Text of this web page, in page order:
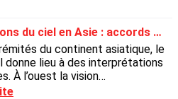
Conceptions du ciel en Asie : accords et divergences
du continent asiatique, le
donne lieu à des interprétations
À l’ouest la vision
à l’est la vision chinoise